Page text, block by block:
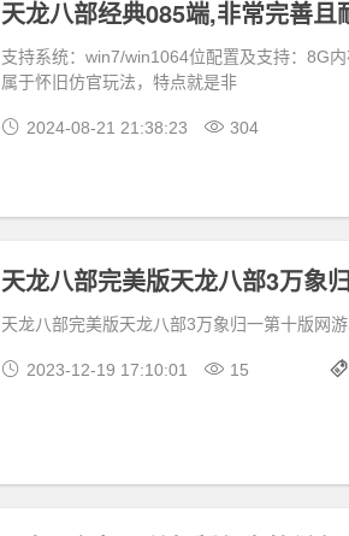
支持系统：win7/win1064位配置及支持：8G
属于怀旧仿官玩法，特点就是非
2024-08-21 21:38:23 304
天龙八部完美版天龙八部3万象归一第十版网
2023-12-19 17:10:01 15